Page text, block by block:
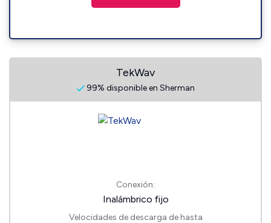
TekWav
99% disponible en Sherman
Conexión:
Inalámbrico fijo
Velocidades de descarga de hasta